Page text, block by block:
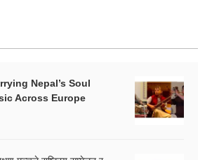
Nepal’s Soul
Across Europe